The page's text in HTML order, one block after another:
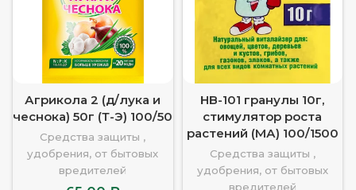
Агрикола 2 (д/лука и
чеснока) 50г (Т-Э) 100/50
Средства защиты ,
удобрения, от бытовых
вредителей
HB-101 гранулы 10г,
стимулятор роста
растений (МА) 100/1500
Средства защиты ,
удобрения, от бытовых
вредителей